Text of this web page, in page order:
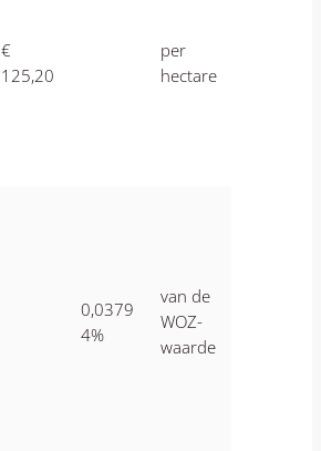
€
125,20
per
hectare
0,0379
4%
van de
WOZ-
waarde